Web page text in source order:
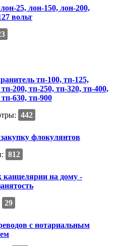
25, лон-150, лон-200,
вольт
тп-100, тп-125,
200, тп-250, тп-320, тп-400,
630, тп-900
442
флокулянтов
812
на дому -
29
с нотариальным